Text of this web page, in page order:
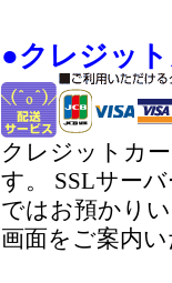
●クレジッ
クレジットカ
す。 SSLサー
ではお預かり
画面をご案内